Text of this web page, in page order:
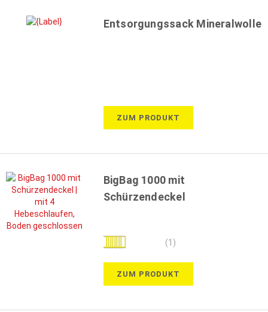
Entsorgungssack Mineralwolle
ZUM PRODUKT
BigBag 1000 mit
Schürzendeckel
Bewertung: (1)
ZUM PRODUKT